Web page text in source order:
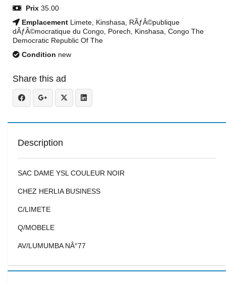
Prix 35.00
Emplacement Limete, Kinshasa, RÃƒÂ©publique
dÃƒÂ©mocratique du Congo, Porech, Kinshasa, Congo The
Democratic Republic Of The
Condition new
Share this ad
Description
SAC DAME YSL COULEUR NOIR
CHEZ HERLIA BUSINESS
C/LIMETE
Q/MOBELE
AV/LUMUMBA NÂ°77